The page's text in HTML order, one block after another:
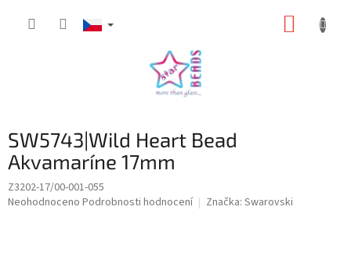
SW5743|Wild Heart Bead
Akvamaríne 17mm
Z3202-17/00-001-055
Průměrné
Neohodnoceno Podrobnosti hodnocení Značka: Swarovski